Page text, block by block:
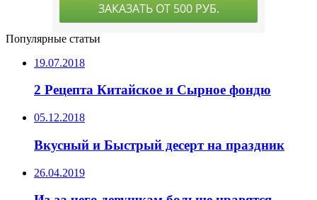
Популярные статьи
19.07.2018
2 Рецепта Китайское и Сырное фондю
05.12.2018
Вкусный и Быстрый десерт на праздник
26.04.2019